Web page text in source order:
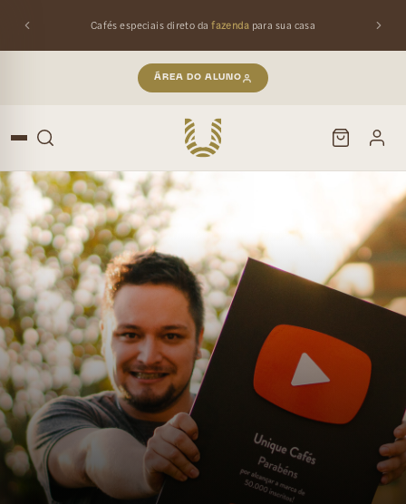
Qualidadepremiadacom entrega para todo o Brasil
ÁREA DO ALUNO
Buscar produtos: